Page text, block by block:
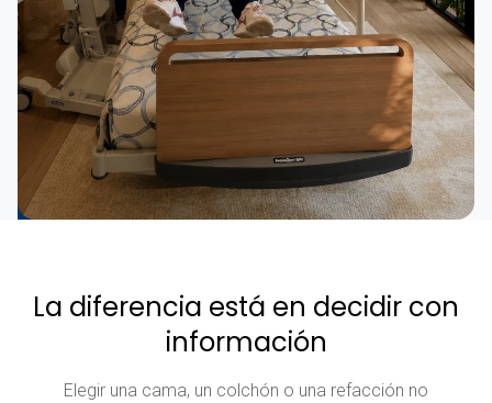
La diferencia está en decidir con
información
Elegir una cama, un colchón o una refacción no